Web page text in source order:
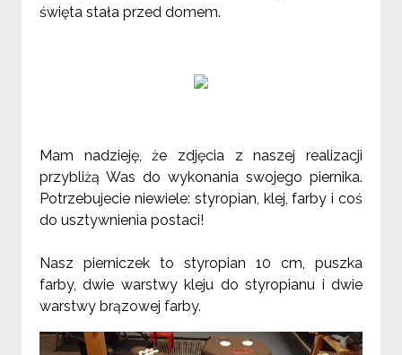
święta stała przed domem.
Mam nadzieję, że zdjęcia z naszej realizacji
przybliżą Was do wykonania swojego piernika.
Potrzebujecie niewiele: styropian, klej, farby i coś
do usztywnienia postaci!
Nasz pierniczek to styropian 10 cm, puszka
farby, dwie warstwy kleju do styropianu i dwie
warstwy brązowej farby.